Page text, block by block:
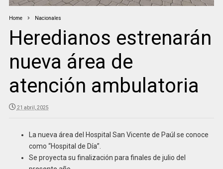
Home Nacionales
Heredianos estrenarán
nueva área de
atención ambulatoria
21 abril, 2025
La nueva área del Hospital San Vicente de Paúl se conoce
como “Hospital de Día”.
Se proyecta su finalización para finales de julio del